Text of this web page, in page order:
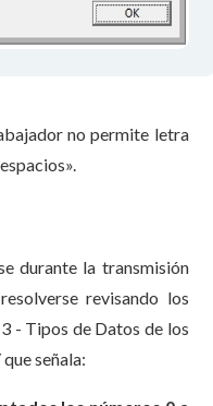
no permite letra
durante la transmisión
revisando los
- Tipos de Datos de los
señala: